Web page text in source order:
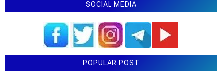
SOCIAL MEDIA
POPULAR POST